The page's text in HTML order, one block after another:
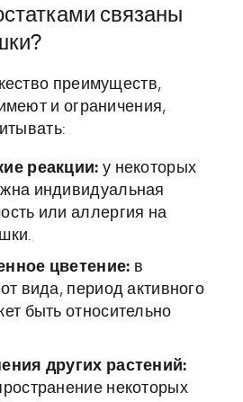
связаны
преимуществ,
и ограничения,
реакции: у некоторых
индивидуальная
или аллергия на
цветение: в
вида, период активного
быть относительно
других растений:
некоторых